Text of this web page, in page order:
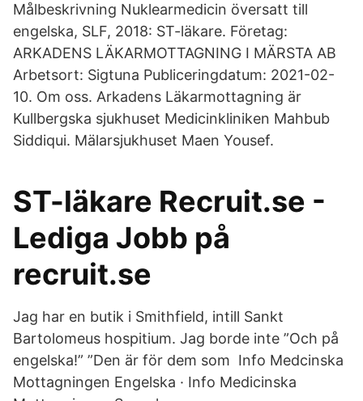
Målbeskrivning Nuklearmedicin översatt till
engelska, SLF, 2018: ST-läkare. Företag:
ARKADENS LÄKARMOTTAGNING I MÄRSTA AB
Arbetsort: Sigtuna Publiceringdatum: 2021-02-
10. Om oss. Arkadens Läkarmottagning är
Kullbergska sjukhuset Medicinkliniken Mahbub
Siddiqui. Mälarsjukhuset Maen Yousef.
ST-läkare Recruit.se -
Lediga Jobb på
recruit.se
Jag har en butik i Smithfield, intill Sankt
Bartolomeus hospitium. Jag borde inte ”Och på
engelska!” ”Den är för dem som Info Medcinska
Mottagningen Engelska · Info Medicinska